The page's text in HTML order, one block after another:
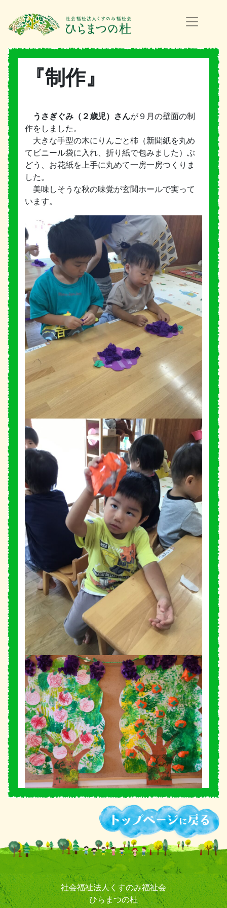
『制作』
うさぎぐみ（２歳児）さんが９月の壁面の制
作をしました。
大きな手型の木にりんごと柿（新聞紙を丸め
てビニール袋に入れ、折り紙で包みました）ぶ
どう、お花紙を上手に丸めて一房一房つくりま
した。
美味しそうな秋の味覚が玄関ホールで実って
います。
社会福祉法人くすのみ福祉会
ひらまつの杜